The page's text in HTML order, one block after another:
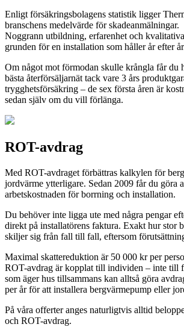
Enligt försäkringsbolagens statistik ligger
branschens medelvärde för skadeanmälningar.
Noggrann utbildning, erfarenhet och
grunden för en installation som håller år efter
Om något mot förmodan skulle krångla får du
bästa återförsäljarnät tack vare 3 års
trygghetsförsäkring – de sex första åren är
sedan själv om du vill förlänga.
ROT-avdrag
Med ROT-avdraget förbättras kalkylen för
jordvärme ytterligare. Sedan 2009 får du göra
arbetskostnaden för borrning och installation.
Du behöver inte ligga ute med några pengar
direkt på installatörens faktura. Exakt hur stor
skiljer sig från fall till fall, eftersom
Maximal skattereduktion är 50 000 kr per
ROT-avdrag är kopplat till individen – inte till
som äger hus tillsammans kan alltså göra
per år för att installera bergvärmepump eller
På våra offerter anges naturligtvis alltid
och ROT-avdrag.